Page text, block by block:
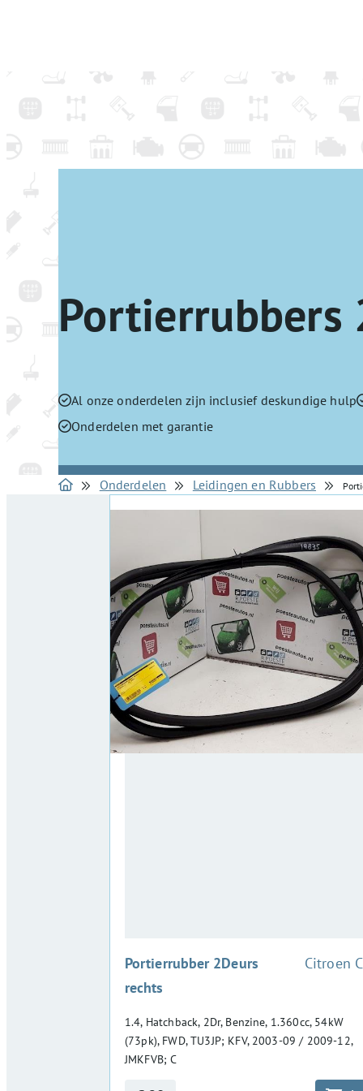
Portierrubbers
Al onze onderdelen zijn inclusief deskundige hulp
Onderdelen met garantie
Onderdelen Leidingen en Rubbers
Portierrubber 2Deurs
rechts
:Citroen
1.4, Hatchback, 2Dr, Benzine, 1.360cc, 54kW
(73pk), FWD, TU3JP; KFV, 2003-09 / 2009-12,
JMKFVB; C